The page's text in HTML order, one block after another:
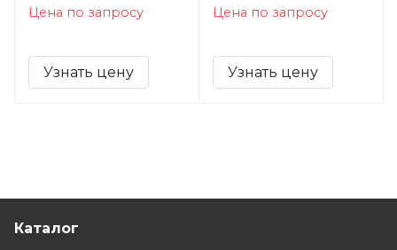
Цена по запросу
Узнать цену
Цена по запросу
Узнать цену
Каталог